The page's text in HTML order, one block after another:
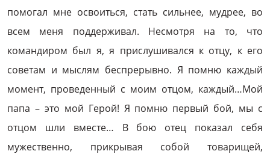
помогал мне освоиться, стать сильнее, мудрее, во
всем меня поддерживал. Несмотря на то, что
командиром был я, я прислушивался к отцу, к его
советам и мыслям беспрерывно. Я помню каждый
момент, проведенный с моим отцом, каждый…Мой
папа – это мой Герой! Я помню первый бой, мы с
отцом шли вместе… В бою отец показал себя
мужественно, прикрывая собой товарищей,